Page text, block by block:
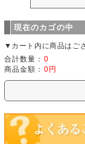
現在のカゴの中
▼カート内に商品はご
合計数量： 0
商品金額： 0円